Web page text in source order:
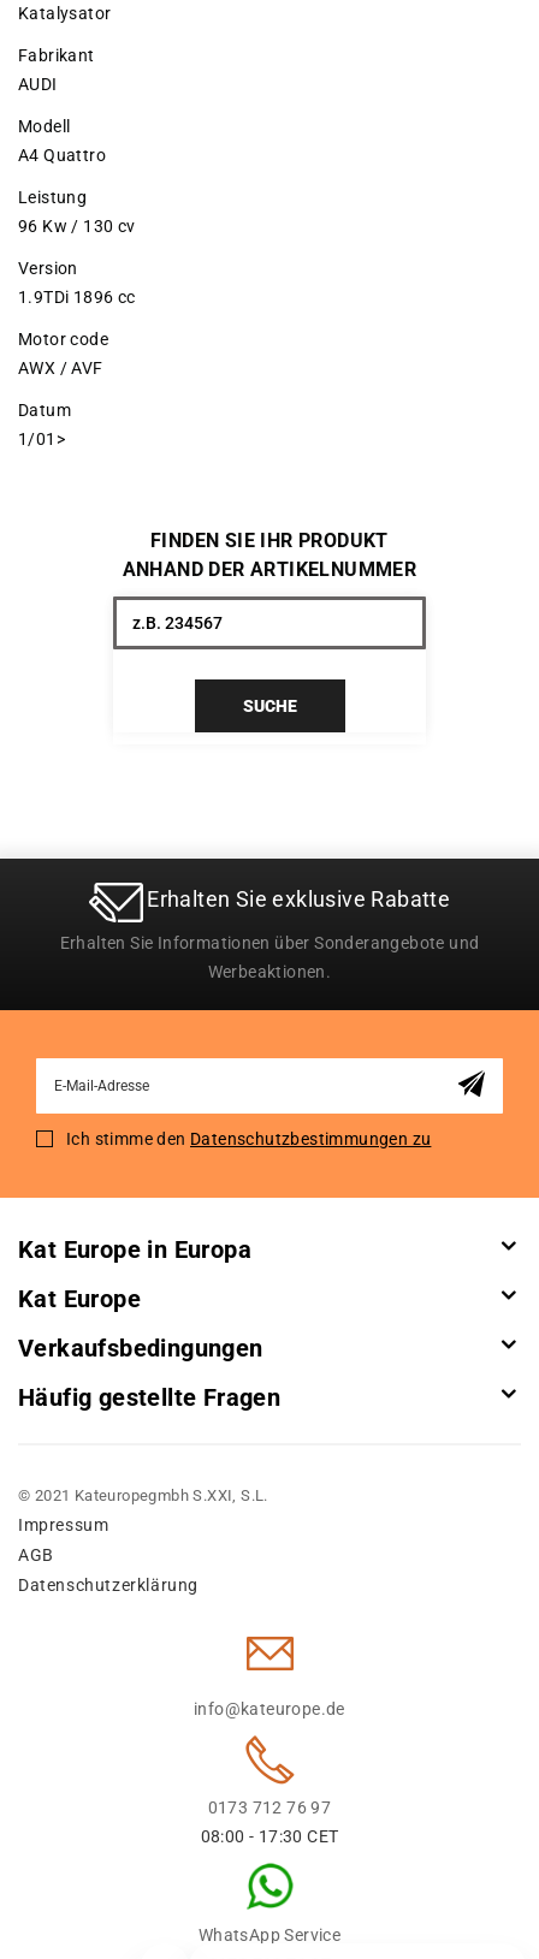
Katalysator
Fabrikant
AUDI
Modell
A4 Quattro
Leistung
96 Kw / 130 cv
Version
1.9TDi 1896 cc
Motor code
AWX / AVF
Datum
1/01>
FINDEN SIE IHR PRODUKT
ANHAND DER ARTIKELNUMMER
SUCHE
Erhalten Sie exklusive Rabatte
Erhalten Sie Informationen über Sonderangebote und
Werbeaktionen.
for
Ich stimme den Datenschutzbestimmungen zu
Kat Europe in Europa
Kat Europe
Verkaufsbedingungen
Häufig gestellte Fragen
© 2021 Kateuropegmbh S.XXI, S.L.
Impressum
AGB
Datenschutzerklärung
info@kateurope.de
0173 712 76 97
08:00 - 17:30 CET
WhatsApp Service